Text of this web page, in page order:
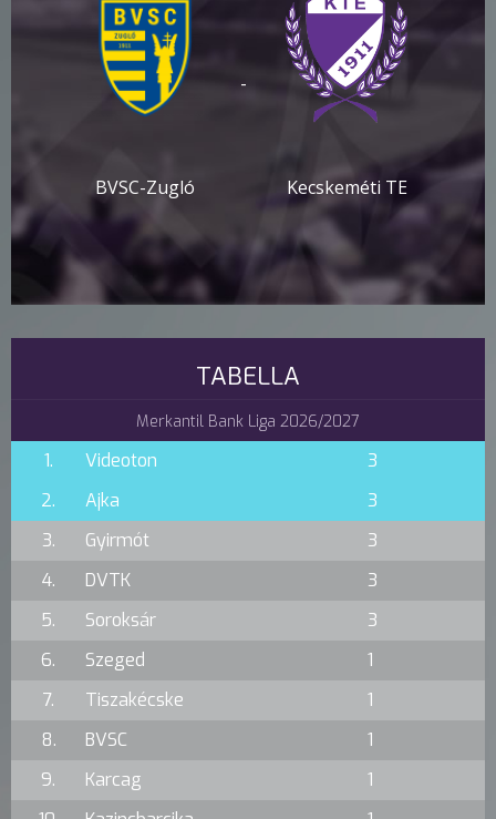
BVSC-Zugló
-
Kecskeméti TE
TABELLA
Merkantil Bank Liga 2026/2027
1. Videoton
3
2.
Ajka
3
3.
Gyirmót
3
4.
DVTK
3
5.
Soroksár
3
6.
Szeged
1
7.
Tiszakécske
1
8.
BVSC
1
9.
Karcag
1